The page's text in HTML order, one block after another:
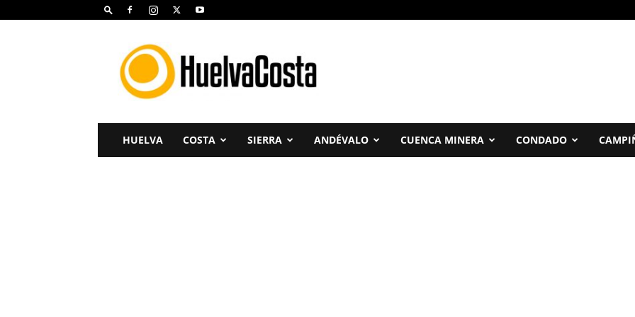
Huelva
Costa
HUELVA COSTA SIERRA ANDÉVALO CUENCA MINERA CONDADO